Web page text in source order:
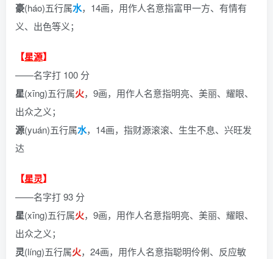
豪(háo)五行属水，14画，用作人名意指富甲一方、有情有
义、出色等义；
【星源】
——名字打 100 分
星(xīng)五行属火，9画，用作人名意指明亮、美丽、耀眼、
出众之义；
源(yuán)五行属水，14画，指财源滚滚、生生不息、兴旺发
达
【星灵】
——名字打 93 分
星(xīng)五行属火，9画，用作人名意指明亮、美丽、耀眼、
出众之义；
灵(líng)五行属火，24画，用作人名意指聪明伶俐、反应敏